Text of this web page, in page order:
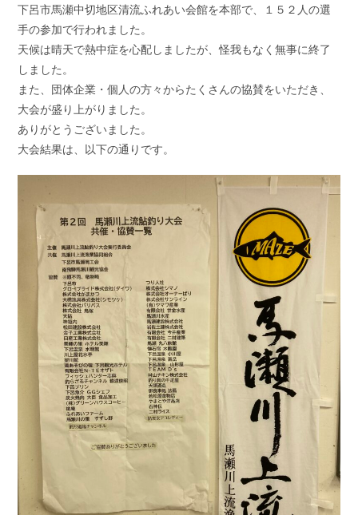
下呂市馬瀬中切地区清流ふれあい会館を本部で、１５２人の選
手の参加で行われました。
天候は晴天で熱中症を心配しましたが、怪我もなく無事に終了
しました。
また、団体企業・個人の方々からたくさんの協賛をいただき、
大会が盛り上がりました。
ありがとうございました。
大会結果は、以下の通りです。